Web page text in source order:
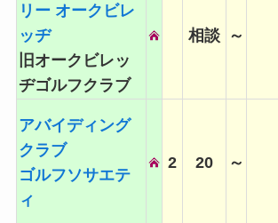
リー オークビレ
ッヂ
旧オークビレッ
ヂゴルフクラブ
相談 ～
アバイディング
クラブ
ゴルフソサエテ
ィ
2 20 ～